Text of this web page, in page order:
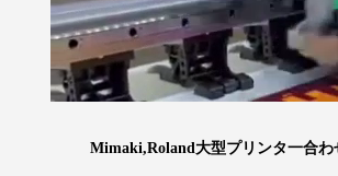
Mimaki,Roland大型プリンタ一合わ